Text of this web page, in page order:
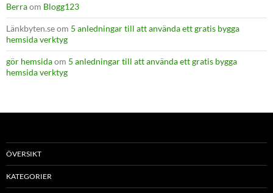
Berraom Blogg123
Länkbyten.seom 5 anledningar till att använda ett gratis bygga
hemsida verktyg
gör hemsidaom 5 anledningar till att använda ett gratis bygga
hemsida verktyg
ÖVERSIKT
KATEGORIER